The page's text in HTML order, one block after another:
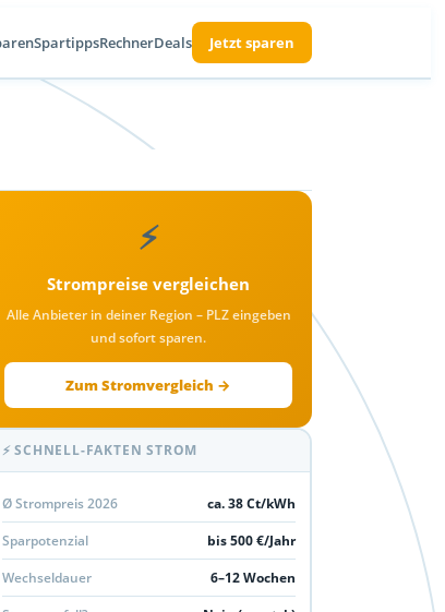
SpartippsRechnerDeals Jetzt sparen
⚡
Strompreise vergleichen
Alle Anbieter in deiner Region – PLZ eingeben
und sofort sparen.
Zum Stromvergleich →
⚡ SCHNELL-FAKTEN STROM
Ø Strompreis 2026
ca. 38 Ct/kWh
Sparpotenzial
bis 500 €/Jahr
Wechseldauer
6–12 Wochen